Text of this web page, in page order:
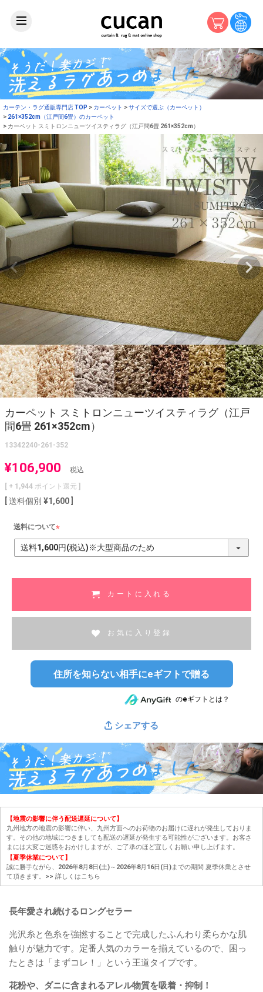
カーテン・ラグ通販専門店 TOP カーペット
サイズで選ぶ（カーペット）
261×352cm（江戸間6畳）のカーペット
カーペット スミトロンニューツイスティラグ（江戸間6畳 261×352cm）
カーペット スミトロンニューツイスティラグ（江戸
間6畳 261×352cm）
13342240-261-352
¥106,900
税込
[ + 1,944 ポイント還元 ]
送料個別 ¥1,600
送料について
(
必
カートに入れる
お気に入り登録
住所を知らない相手にeギフトで贈る
のeギフトとは？
シェアする
【地震の影響に伴う配送遅延について】
九州地方の地震の影響に伴い、九州方面へのお荷物のお届けに遅れが発生しておりま
す。その他の地域につきましても配送の遅延が発生する可能性がございます。お客さ
まには大変ご迷惑をおかけしますが、ご了承のほど宜しくお願い申し上げます。
【夏季休業について】
誠に勝手ながら、2026年8月8日(土)～2026年8月16日(日)までの期間 夏季休業とさせ
て頂きます。 >> 詳しくはこちら
長年愛され続けるロングセラー
光沢糸と色糸を強撚することで完成したふんわり柔らかな肌
触りが魅力です。定番人気のカラーを揃えているので、困っ
たときは「まずコレ！」という王道タイプです。
花粉や、ダニに含まれるアレル物質を吸着・抑制！